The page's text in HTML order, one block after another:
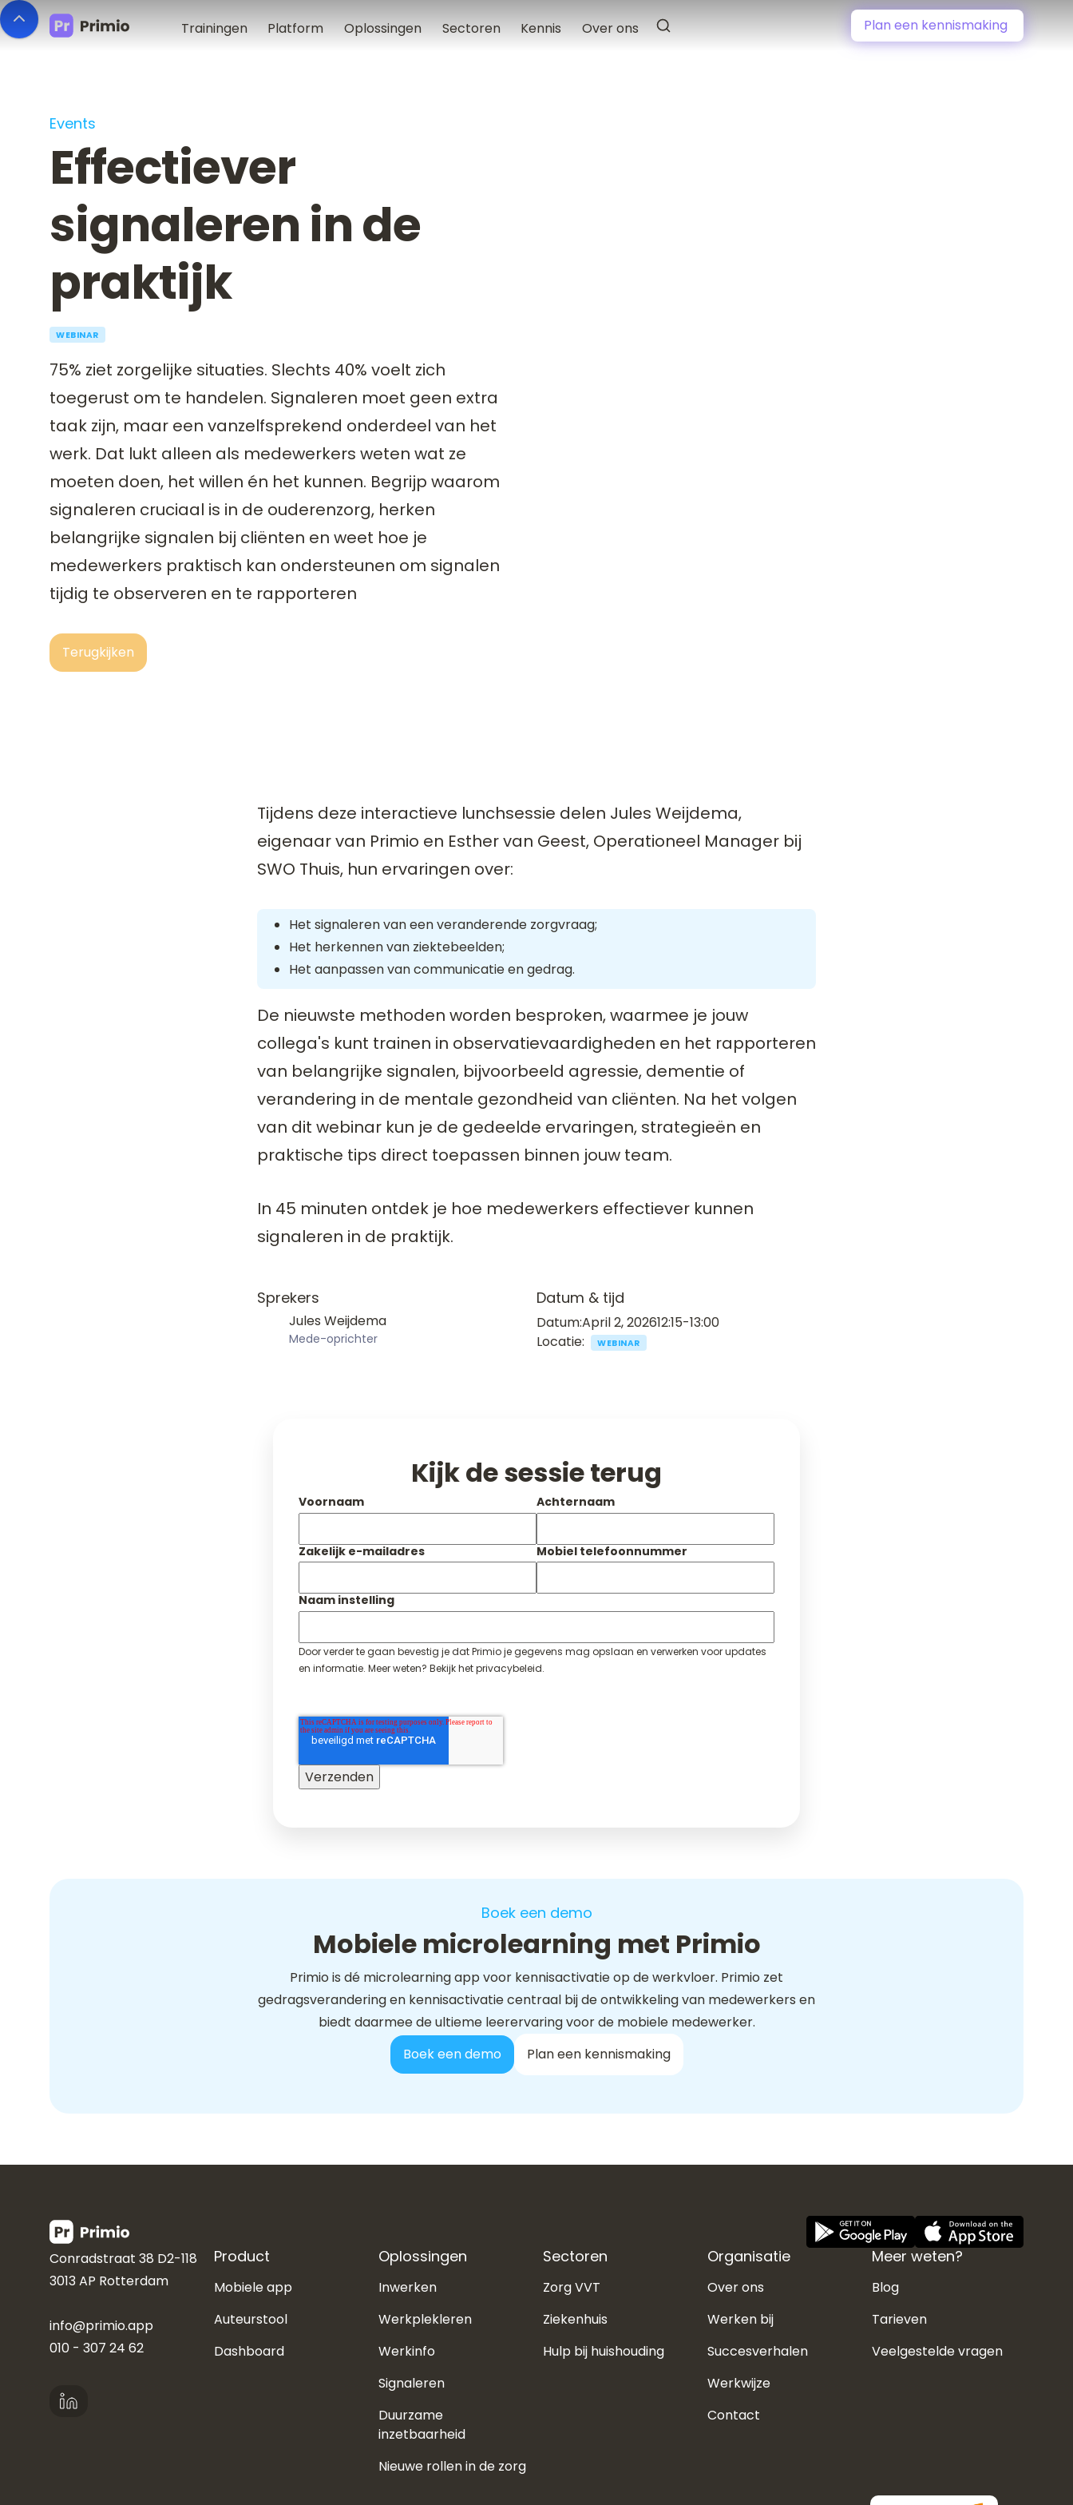
Trainingen Platform Oplossingen Sectoren Kennis Over ons Plan een kennismaking
Events
Effectiever
signaleren in de
praktijk
WEBINAR
75% ziet zorgelijke situaties. Slechts 40% voelt zich
toegerust om te handelen. Signaleren moet geen extra
taak zijn, maar een vanzelfsprekend onderdeel van het
werk. Dat lukt alleen als medewerkers weten wat ze
moeten doen, het willen én het kunnen. Begrijp waarom
signaleren cruciaal is in de ouderenzorg, herken
belangrijke signalen bij cliënten en weet hoe je
medewerkers praktisch kan ondersteunen om signalen
tijdig te observeren en te rapporteren
Terugkijken
Tijdens deze interactieve lunchsessie delen Jules Weijdema,
eigenaar van Primio en Esther van Geest, Operationeel Manager bij
SWO Thuis, hun ervaringen over:
Het signaleren van een veranderende zorgvraag;
Het herkennen van ziektebeelden;
Het aanpassen van communicatie en gedrag.
De nieuwste methoden worden besproken, waarmee je jouw
collega's kunt trainen in observatievaardigheden en het rapporteren
van belangrijke signalen, bijvoorbeeld agressie, dementie of
verandering in de mentale gezondheid van cliënten. Na het volgen
van dit webinar kun je de gedeelde ervaringen, strategieën en
praktische tips direct toepassen binnen jouw team.
In 45 minuten ontdek je hoe medewerkers effectiever kunnen
signaleren in de praktijk.
Sprekers
Jules Weijdema
Mede-oprichter
Datum & tijd
Datum:April 2, 202612:15-13:00
Locatie:
WEBINAR
Kijk de sessie terug
Voornaam Achternaam
Zakelijk e-mailadres Mobiel telefoonnummer
Naam instelling
Door verder te gaan bevestig je dat Primio je gegevens mag opslaan en verwerken voor updates
en informatie. Meer weten? Bekijk hetprivacybeleid.
Boek een demo
Mobiele microlearning met Primio
Primio is dé microlearning app voor kennisactivatie op de werkvloer. Primio zet
gedragsverandering en kennisactivatie centraal bij de ontwikkeling van medewerkers en
biedt daarmee de ultieme leerervaring voor de mobiele medewerker.
Boek een demo
Plan een kennismaking
Conradstraat 38 D2-118
3013 AP Rotterdam
info@primio.app
010 - 307 24 62
Product
Mobiele app
Auteurstool
Dashboard
Oplossingen
Inwerken
Werkplekleren
Werkinfo
Signaleren
Duurzame
inzetbaarheid
Nieuwe rollen in de zorg
Sectoren
Zorg VVT
Ziekenhuis
Hulp bij huishouding
Organisatie
Over ons
Werken bij
Succesverhalen
Werkwijze
Contact
Meer weten?
Blog
Tarieven
Veelgestelde vragen